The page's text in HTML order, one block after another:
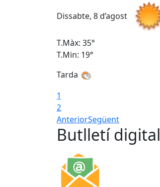
Dissabte, 8 d’agost
T.Màx: 35°
T.Min: 19°
Tarda
1
2
AnteriorSegüent
Butlletí digital